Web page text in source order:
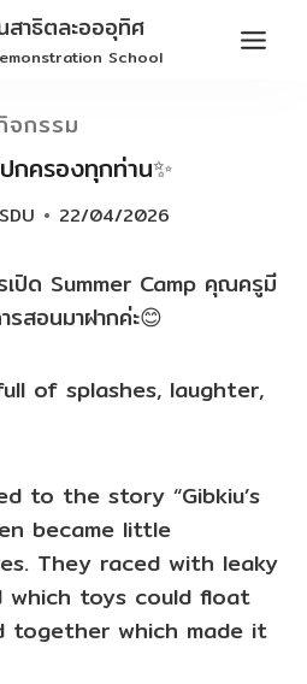
สาธิตละอออุทิศ
School
จกรรม
กครองทุกท่าน✨
22/04/2026
ปิด Summer Camp คุณครูมี
รสอนมาฝากค่ะ😊
of splashes, laughter,
to the story “Gibkiu’s
became little
They raced with leaky
toys could float
together which made it